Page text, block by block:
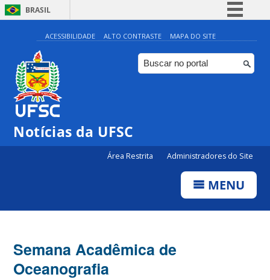
BRASIL
Simplifique!
Comunica BR
Participe
ACESSIBILIDADE ALTO CONTRASTE MAPA DO SITE
Notícias da UFSC
Área Restrita Administradores do Site
MENU
Semana Acadêmica de
Oceanografia